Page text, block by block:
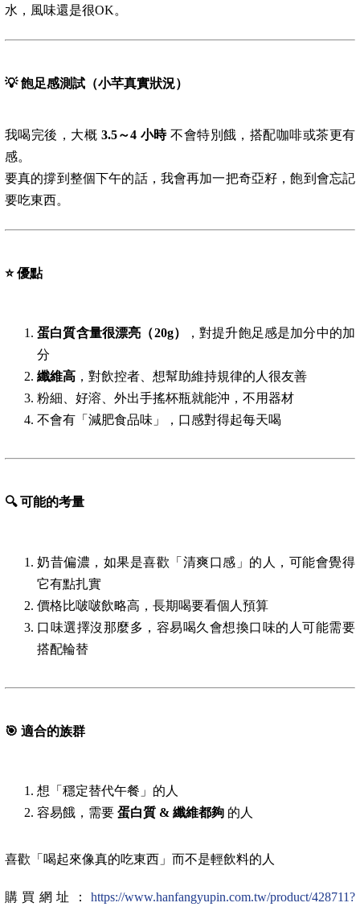
水，風味還是很OK。
💡飽足感測試（小芊真實狀況）
我喝完後，大概 3.5～4 小時不會特別餓，搭配咖啡或茶更有
感。
要真的撐到整個下午的話，我會再加一把奇亞籽，飽到會忘記
要吃東西。
⭐優點
蛋白質含量很漂亮（20g）
，對提升飽足感是加分中的加
分
纖維高 ，對飲控者、想幫助維持規律的人很友善
粉細、好溶、外出手搖杯瓶就能沖，不用器材
不會有「減肥食品味」，口感對得起每天喝
🔍可能的考量
奶昔偏濃，如果是喜歡「清爽口感」的人，可能會覺得
它有點扎實
價格比啵啵飲略高，長期喝要看個人預算
口味選擇沒那麼多，容易喝久會想換口味的人可能需要
搭配輪替
🎯 適合的族群
想「穩定替代午餐」的人
容易餓，需要 蛋白質 & 纖維都夠 的人
喜歡「喝起來像真的吃東西」而不是輕飲料的人
購買網址： https://www.hanfangyupin.com.tw/product/428711?